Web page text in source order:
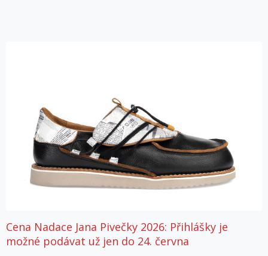
Cena Nadace Jana Pivečky 2026: Přihlášky je
možné podávat už jen do 24. června